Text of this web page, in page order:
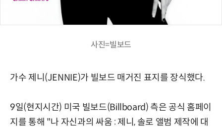
사진=빌보드
가수 제니(JENNIE)가 빌보드 매거진 표지를 장식했다.
9일(현지시간) 미국 빌보드(Billboard) 측은 공식 홈페이
지를 통해 "나 자신과의 싸움 : 제니, 솔로 앨범 제작에 대